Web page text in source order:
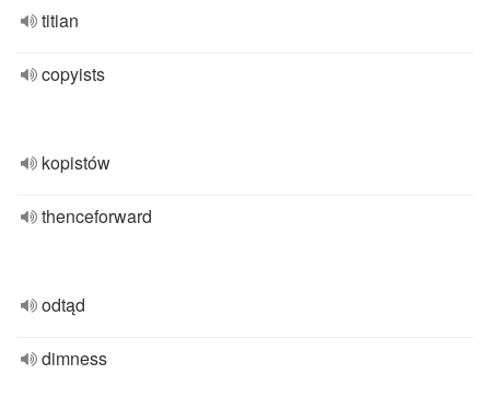
titian
copyists
kopistów
thenceforward
odtąd
dimness